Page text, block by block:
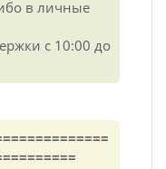
в личные
с 10:00 до